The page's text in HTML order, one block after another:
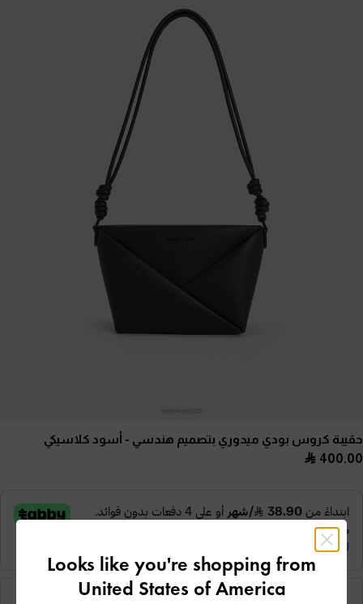
حقيبة كروس بودي ميدوري بتصميم هندسي - أسود كلاسيكي
400.00
Looks like you're shopping from
United States of America